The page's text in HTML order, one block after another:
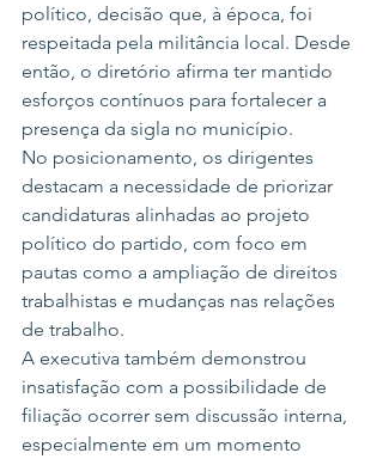
político, decisão que, à época, foi
respeitada pela militância local. Desde
então, o diretório afirma ter mantido
esforços contínuos para fortalecer a
presença da sigla no município.
No posicionamento, os dirigentes
destacam a necessidade de priorizar
candidaturas alinhadas ao projeto
político do partido, com foco em
pautas como a ampliação de direitos
trabalhistas e mudanças nas relações
de trabalho.
A executiva também demonstrou
insatisfação com a possibilidade de
filiação ocorrer sem discussão interna,
especialmente em um momento